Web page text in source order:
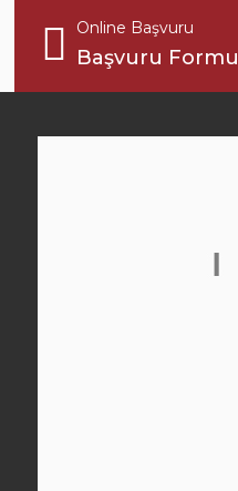
Online Başvuru
Başvuru Formu